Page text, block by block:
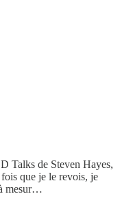
Talks de Steven Hayes,
que je le revois, je
mesur…